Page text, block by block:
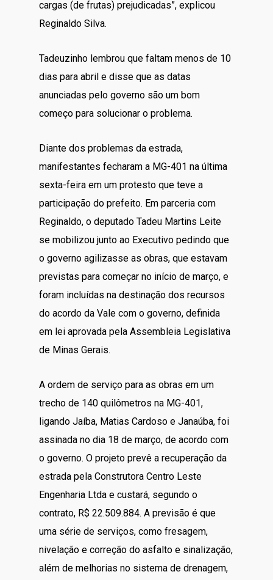
cargas (de frutas) prejudicadas”, explicou
Reginaldo Silva.
Tadeuzinho lembrou que faltam menos de 10
dias para abril e disse que as datas
anunciadas pelo governo são um bom
começo para solucionar o problema.
Diante dos problemas da estrada,
manifestantes fecharam a MG-401 na última
sexta-feira em um protesto que teve a
participação do prefeito. Em parceria com
Reginaldo, o deputado Tadeu Martins Leite
se mobilizou junto ao Executivo pedindo que
o governo agilizasse as obras, que estavam
previstas para começar no início de março, e
foram incluídas na destinação dos recursos
do acordo da Vale com o governo, definida
em lei aprovada pela Assembleia Legislativa
de Minas Gerais.
A ordem de serviço para as obras em um
trecho de 140 quilômetros na MG-401,
ligando Jaíba, Matias Cardoso e Janaúba, foi
assinada no dia 18 de março, de acordo com
o governo. O projeto prevê a recuperação da
estrada pela Construtora Centro Leste
Engenharia Ltda e custará, segundo o
contrato, R$ 22.509.884. A previsão é que
uma série de serviços, como fresagem,
nivelação e correção do asfalto e sinalização,
além de melhorias no sistema de drenagem,